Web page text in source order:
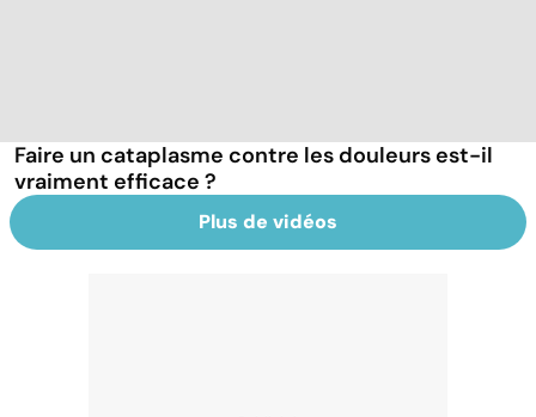
Faire un cataplasme contre les douleurs est-il
vraiment efficace ?
Plus de vidéos